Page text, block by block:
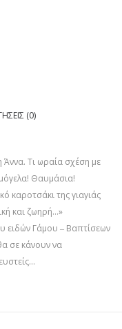
(0)
Τι ωραία σχέση με
Θαυμάσια!
καροτσάκι της γιαγιάς
και ζωηρή…»
ειδών Γά­­­μου ‒ Βαπτίσεων
σε κάνουν να